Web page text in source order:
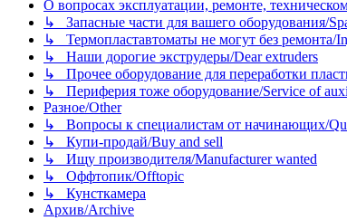
О вопросах эксплуатации, ремонте,
↳ Запасные части для вашего оборудования/
↳ Термопластавтоматы не могут без ремонта/
↳ Наши дорогие экструдеры/Dear extruders
↳ Прочее оборудование для переработки
↳ Периферия тоже оборудование/Service of
Разное/Other
↳ Вопросы к специалистам от начинающих/
↳ Купи-продай/Buy and sell
↳ Ищу производителя/Manufacturer wanted
↳ Оффтопик/Offtopic
↳ Кунсткамера
Архив/Archive